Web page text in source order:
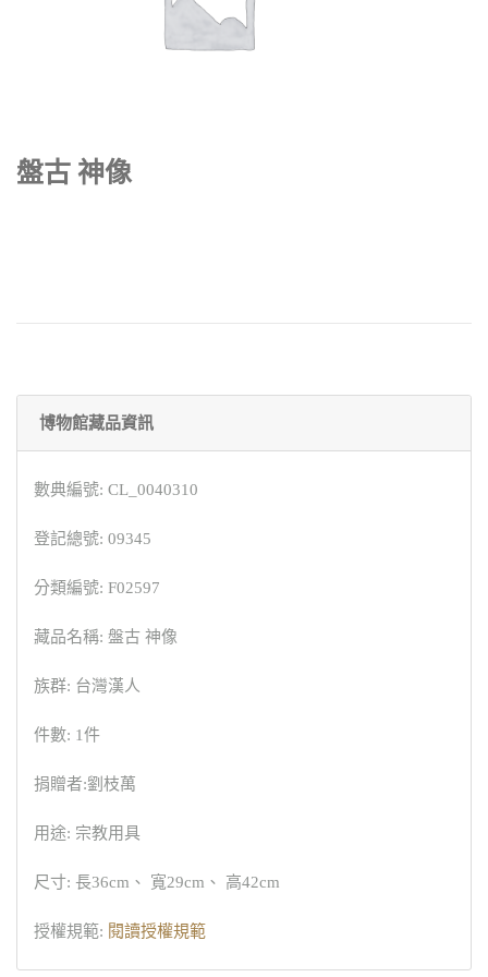
盤古 神像
博物館藏品資訊
數典編號: CL_0040310
登記總號: 09345
分類編號: F02597
藏品名稱: 盤古 神像
族群: 台灣漢人
件數: 1件
捐贈者:劉枝萬
用途: 宗教用具
尺寸: 長36cm、 寬29cm、 高42cm
授權規範: 閱讀授權規範